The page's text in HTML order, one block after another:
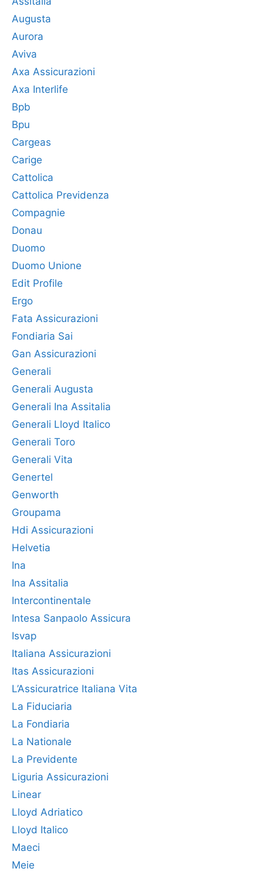
Augusta
Aurora
Aviva
Axa Assicurazioni
Axa Interlife
Bpb
Bpu
Cargeas
Carige
Cattolica
Cattolica Previdenza
Compagnie
Donau
Duomo
Duomo Unione
Edit Profile
Ergo
Fata Assicurazioni
Fondiaria Sai
Gan Assicurazioni
Generali
Generali Augusta
Generali Ina Assitalia
Generali Lloyd Italico
Generali Toro
Generali Vita
Genertel
Genworth
Groupama
Hdi Assicurazioni
Helvetia
Ina
Ina Assitalia
Intercontinentale
Intesa Sanpaolo Assicura
Isvap
Italiana Assicurazioni
Itas Assicurazioni
L’Assicuratrice Italiana Vita
La Fiduciaria
La Fondiaria
La Nationale
La Previdente
Liguria Assicurazioni
Linear
Lloyd Adriatico
Lloyd Italico
Maeci
Meie